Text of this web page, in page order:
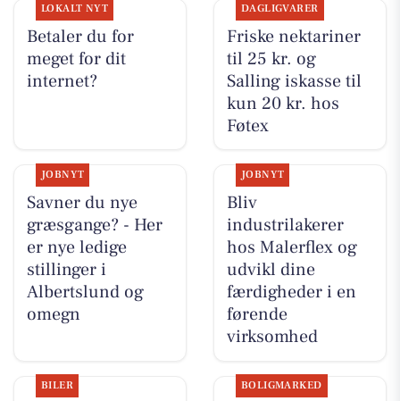
LOKALT NYT
Betaler du for
meget for dit
internet?
DAGLIGVARER
Friske nektariner
til 25 kr. og
Salling iskasse til
kun 20 kr. hos
Føtex
JOBNYT
Savner du nye
græsgange? - Her
er nye ledige
stillinger i
Albertslund og
omegn
JOBNYT
Bliv
industrilakerer
hos Malerflex og
udvikl dine
færdigheder i en
førende
virksomhed
BILER BOLIGMARKED